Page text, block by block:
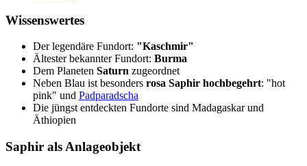
Wissenswertes
Der legendäre Fundort: "Kaschmir"
Ältester bekannter Fundort: Burma
Dem Planeten Saturn zugeordnet
Neben Blau ist besonders rosa Saphir hochbegehrt: "hot
pink" und Padparadscha
Die jüngst entdeckten Fundorte sind Madagaskar und
Äthiopien
Saphir als Anlageobjekt